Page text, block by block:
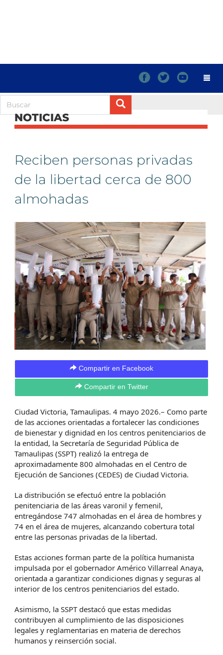
f t y
NOTICIAS
Reciben personas privadas
de la libertad cerca de 800
almohadas
Compartir en Facebook
Compartir en Twitter
Ciudad Victoria, Tamaulipas. 4 mayo 2026.– Como parte
de las acciones orientadas a fortalecer las condiciones
de bienestar y dignidad en los centros penitenciarios de
la entidad, la Secretaría de Seguridad Pública de
Tamaulipas (SSPT) realizó la entrega de
aproximadamente 800 almohadas en el Centro de
Ejecución de Sanciones (CEDES) de Ciudad Victoria.
La distribución se efectuó entre la población
penitenciaria de las áreas varonil y femenil,
entregándose 747 almohadas en el área de hombres y
74 en el área de mujeres, alcanzando cobertura total
entre las personas privadas de la libertad.
Estas acciones forman parte de la política humanista
impulsada por el gobernador Américo Villarreal Anaya,
orientada a garantizar condiciones dignas y seguras al
interior de los centros penitenciarios del estado.
Asimismo, la SSPT destacó que estas medidas
contribuyen al cumplimiento de las disposiciones
legales y reglamentarias en materia de derechos
humanos y reinserción social.